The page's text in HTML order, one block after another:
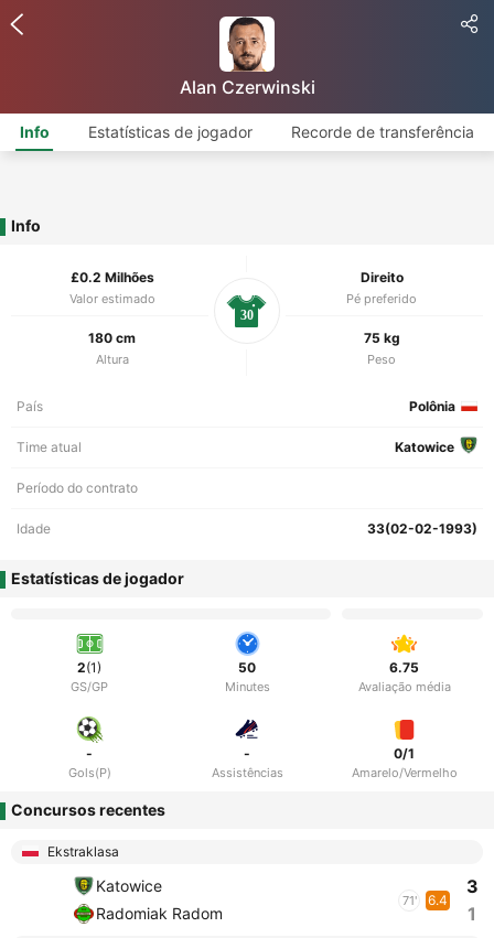
Alan Czerwinski
Info Estatísticas de jogador Recorde de transferência
Info
£0.2 Milhões
Valor estimado
Direito
Pé preferido
180 cm
Altura
75 kg
Peso
30
País Polônia
Time atual Katowice
Período do contrato
Idade 33(02-02-1993)
Estatísticas de jogador
2(1)
GS/GP
50
Minutes
6.75
Avaliação média
-
Gols(P)
-
Assistências
0/1
Amarelo/Vermelho
Concursos recentes
Ekstraklasa
Katowice
Radomiak Radom
71' 6.4
3
1